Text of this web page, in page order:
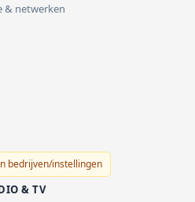
& netwerken
bedrijven/instellingen
& TV